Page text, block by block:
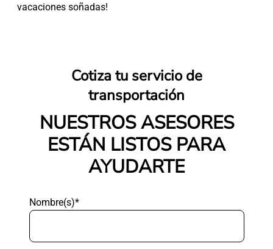
vacaciones soñadas!
Cotiza tu servicio de
transportación
NUESTROS ASESORES
ESTÁN LISTOS PARA
AYUDARTE
Nombre(s)*